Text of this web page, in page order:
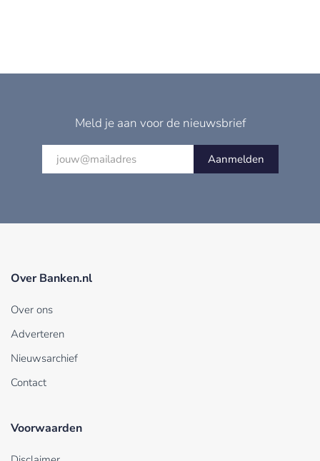
Meld je aan voor de nieuwsbrief
Aanmelden
Over Banken.nl
Over ons
Adverteren
Nieuwsarchief
Contact
Voorwaarden